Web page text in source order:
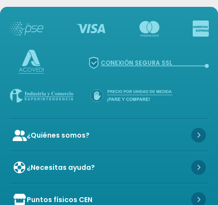
CONEXIÓN SEGURA SSL
Icon of user-group
¿Quiénes somos? Icon
¿Necesitas ayuda? Icon
Icon of store
Puntos físicos CEN Icon